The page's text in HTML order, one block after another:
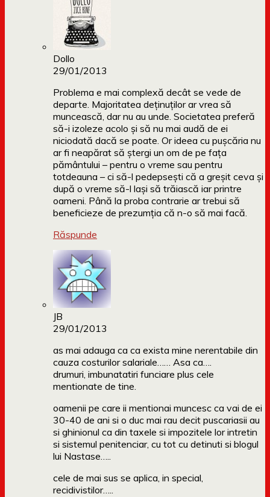
Dollo
29/01/2013
Problema e mai complexă decât se vede de
departe. Majoritatea deținuților ar vrea să
muncească, dar nu au unde. Societatea preferă
să-i izoleze acolo și să nu mai audă de ei
niciodată dacă se poate. Or ideea cu pușcăria nu
ar fi neapărat să ștergi un om de pe fața
pământului – pentru o vreme sau pentru
totdeauna – ci să-l pedepsești că a greșit ceva și
după o vreme să-l lași să trăiască iar printre
oameni. Până la proba contrarie ar trebui să
beneficieze de prezumția că n-o să mai facă.
Răspunde
JB
29/01/2013
as mai adauga ca ca exista mine nerentabile din
cauza costurilor salariale…… Asa ca….
drumuri, imbunatatiri funciare plus cele
mentionate de tine.
oamenii pe care ii mentionai muncesc ca vai de ei
30-40 de ani si o duc mai rau decit puscariasii au
si ghinionul ca din taxele si impozitele lor intretin
si sistemul penitenciar, cu tot cu detinuti si blogul
lui Nastase…..
cele de mai sus se aplica, in special,
recidivistilor…..